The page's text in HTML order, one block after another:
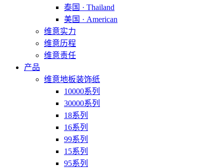
泰国 · Thailand
美国 · American
维意实力
维意历程
维意责任
产品
维意地板装饰纸
10000系列
30000系列
18系列
16系列
99系列
15系列
95系列